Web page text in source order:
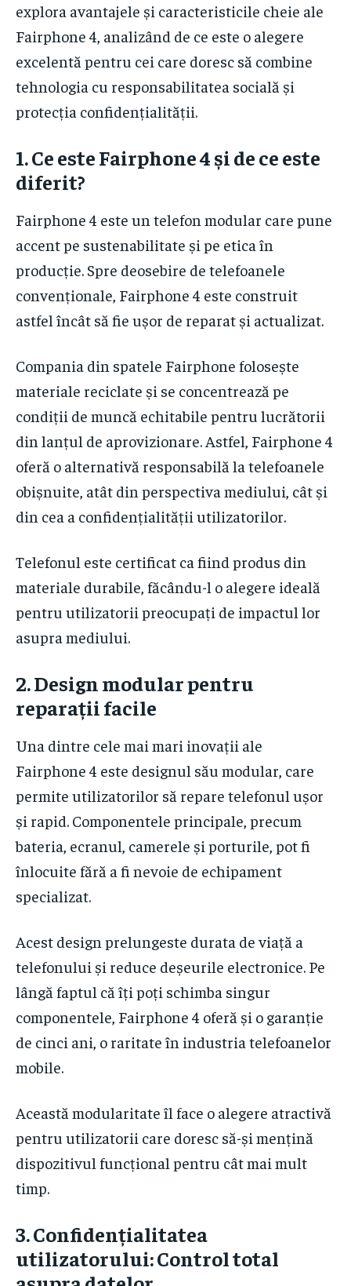
explora avantajele și caracteristicile cheie ale
Fairphone 4, analizând de ce este o alegere
excelentă pentru cei care doresc să combine
tehnologia cu responsabilitatea socială și
protecția confidențialității.
1.Ce este Fairphone 4 și de ce este
diferit?
Fairphone 4 este un telefon modular care pune
accent pe sustenabilitate și pe etica în
producție. Spre deosebire de telefoanele
convenționale, Fairphone 4 este construit
astfel încât să fie ușor de reparat și actualizat.
Compania din spatele Fairphone folosește
materiale reciclate și se concentrează pe
condiții de muncă echitabile pentru lucrătorii
din lanțul de aprovizionare. Astfel, Fairphone 4
oferă o alternativă responsabilă la telefoanele
obișnuite, atât din perspectiva mediului, cât și
din cea a confidențialității utilizatorilor.
Telefonul este certificat ca fiind produs din
materiale durabile, făcându-l o alegere ideală
pentru utilizatorii preocupați de impactul lor
asupra mediului.
2.Design modular pentru
reparații facile
Una dintre cele mai mari inovații ale
Fairphone 4 este designul său modular, care
permite utilizatorilor să repare telefonul ușor
și rapid. Componentele principale, precum
bateria, ecranul, camerele și porturile, pot fi
înlocuite fără a fi nevoie de echipament
specializat.
Acest design prelungeste durata de viață a
telefonului și reduce deșeurile electronice. Pe
lângă faptul că îți poți schimba singur
componentele, Fairphone 4 oferă și o garanție
de cinci ani, o raritate în industria telefoanelor
mobile.
Această modularitate îl face o alegere atractivă
pentru utilizatorii care doresc să-și mențină
dispozitivul funcțional pentru cât mai mult
timp.
3.Confidențialitatea
utilizatorului: Control total